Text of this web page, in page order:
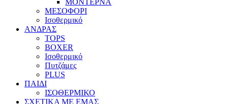
ΜΟΝΤΕΡΝΑ
ΜΕΣΟΦΟΡΙ
Ισοθερμικό
ΑΝΔΡΑΣ
TOPS
BOXER
Ισοθερμικό
Πυτζάμες
PLUS
ΠΑΙΔΙ
ΙΣΟΘΕΡΜΙΚΟ
ΣΧΕΤΙΚΑ ΜΕ ΕΜΑΣ